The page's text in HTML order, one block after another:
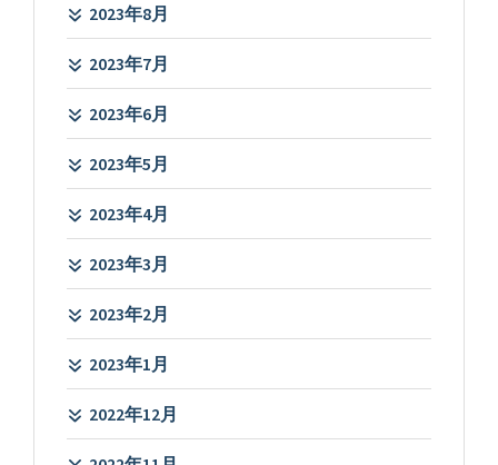
2023年8月
2023年7月
2023年6月
2023年5月
2023年4月
2023年3月
2023年2月
2023年1月
2022年12月